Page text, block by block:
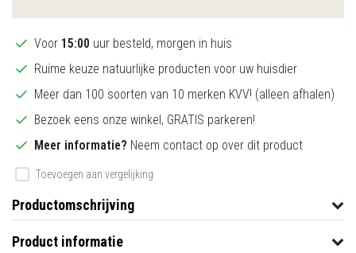
Voor 15:00 uur besteld, morgen in huis
Ruime keuze natuurlijke producten voor uw huisdier
Meer dan 100 soorten van 10 merken KVV! (alleen afhalen)
Bezoek eens onze winkel, GRATIS parkeren!
Meer informatie? Neem contact op over dit product
Toevoegen aan vergelijking
Productomschrijving
Product informatie